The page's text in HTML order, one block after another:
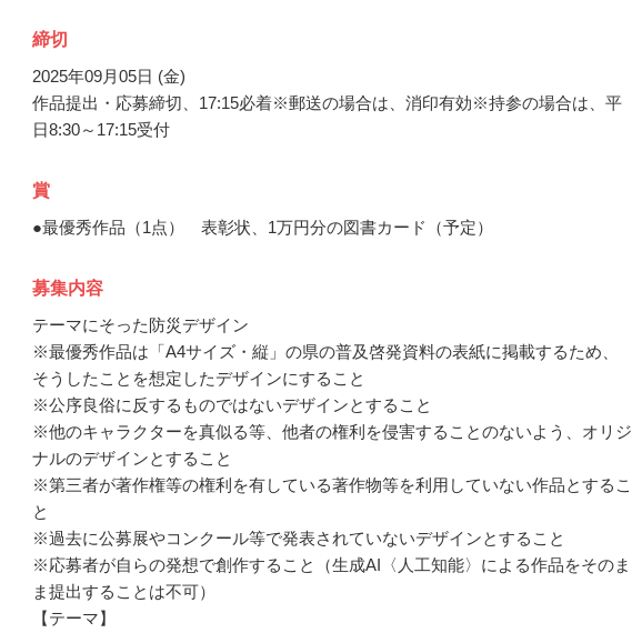
締切
2025年09月05日 (金)
作品提出・応募締切、17:15必着※郵送の場合は、消印有効※持参の場合は、平
日8:30～17:15受付
賞
●最優秀作品（1点） 表彰状、1万円分の図書カード（予定）
募集内容
テーマにそった防災デザイン
※最優秀作品は「A4サイズ・縦」の県の普及啓発資料の表紙に掲載するため、
そうしたことを想定したデザインにすること
※公序良俗に反するものではないデザインとすること
※他のキャラクターを真似る等、他者の権利を侵害することのないよう、オリジ
ナルのデザインとすること
※第三者が著作権等の権利を有している著作物等を利用していない作品とするこ
と
※過去に公募展やコンクール等で発表されていないデザインとすること
※応募者が自らの発想で創作すること（生成AI〈人工知能〉による作品をそのま
ま提出することは不可）
【テーマ】